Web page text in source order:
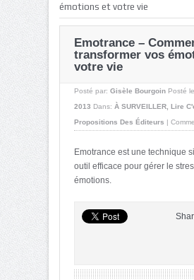
émotions et votre vie
Emotrance –
transformer vos
votre vie
Posté par: Gisèle Bourgoin Posté
2013 Dans: À SURVEILLER Lire
Propositions Des Éditeurs |
Emotrance est une technique
outil efficace pour gérer le
émotions.